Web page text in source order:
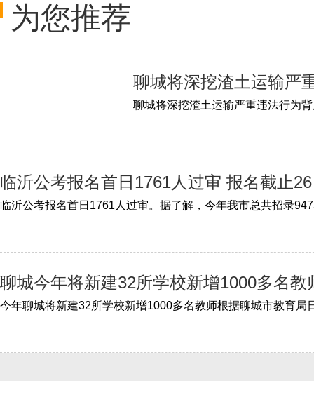
为您推荐
聊城将深挖渣土运输严
临沂公考报名首日1761人过审 报名截止
聊城今年将新建32所学校新增1000多名教